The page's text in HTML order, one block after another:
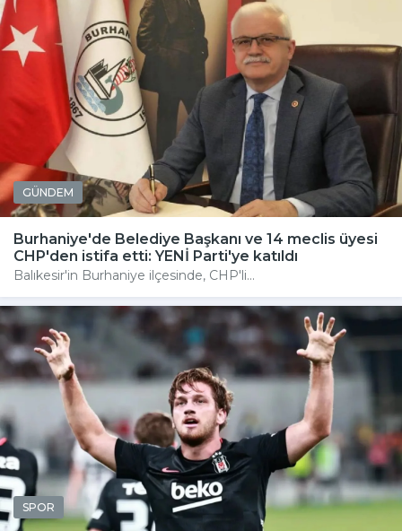
GÜNDEM
Burhaniye'de Belediye Başkanı ve 14 meclis üyesi
CHP'den istifa etti: YENİ Parti'ye katıldı
Balıkesir'in Burhaniye ilçesinde, CHP'li...
SPOR